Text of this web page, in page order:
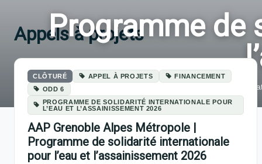
Programme de
Appels à projets
CLÔTURÉ APPEL À PROJETS
FINANCEMENT
ODD 6
PROGRAMME DE SOLIDARITÉ INTERNATIONALE POUR
L’EAU ET L’ASSAINISSEMENT 2026
AAP Grenoble Alpes Métropole |
Programme de solidarité internationale
pour l’eau et l’assainissement 2026